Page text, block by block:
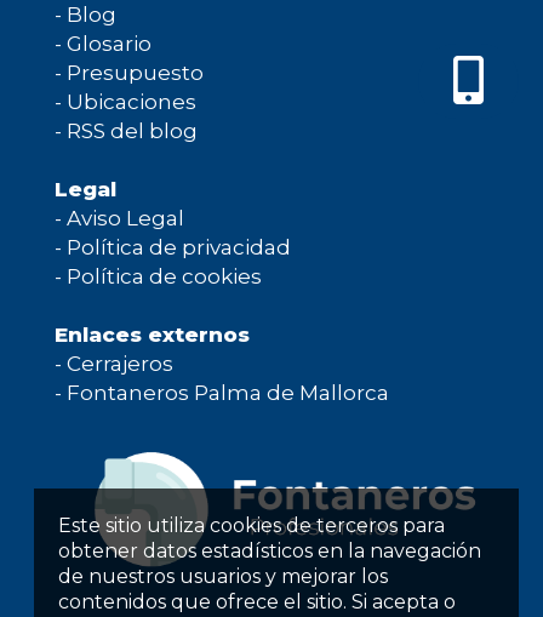
Este sitio utiliza cookies de terceros para
obtener datos estadísticos en la navegación
de nuestros usuarios y mejorar los
contenidos que ofrece el sitio. Si acepta o
- Blog
- Glosario
- Presupuesto
- Ubicaciones
- RSS del blog
Legal
- Aviso Legal
- Política de privacidad
- Política de cookies
Enlaces externos
- Cerrajeros
- Fontaneros Palma de Mallorca